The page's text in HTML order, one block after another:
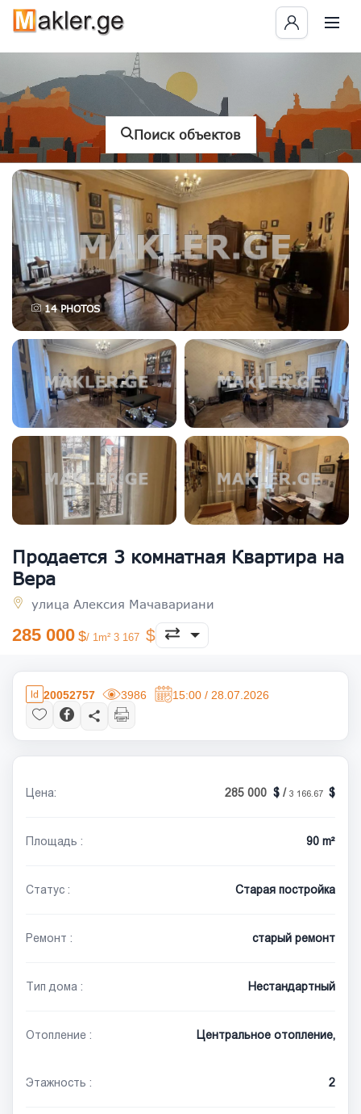
Поиск объектов
14PHOTOS
Продается 3 комнатная Квартира на
Вера
улица Алексия Мачавариани
285 000 / 1m² 3 167
20052757 3986 15:00 / 28.07.2026
Цена: 285 000 / 3 166.67
Площадь : 90 m²
Статус : Старая постройка
Ремонт : старый ремонт
Тип дома : Нестандартный
Отопление : Центральное отопление,
Этажность : 2